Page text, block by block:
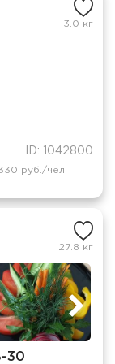
3.0 кг
ID: 1042800
руб./чел.
27.8 кг
30